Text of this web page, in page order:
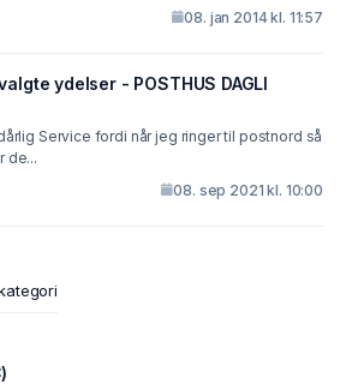
08. jan 2014 kl. 11:57
ydelser - POSTHUS DAGLI
Service fordi når jeg ringer til postnord så
de...
08. sep 2021 kl. 10:00